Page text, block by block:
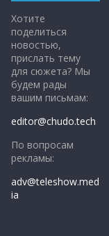
Хотите
поделиться
новостью,
прислать тему
для сюжета? Мы
будем рады
вашим письмам:
editor@chudo.tech
По вопросам
рекламы:
adv@teleshow.med
ia